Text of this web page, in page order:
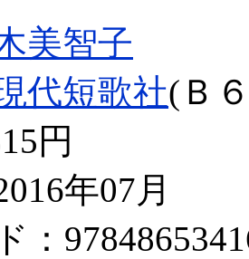
美智子
代短歌社(Ｂ
円
年07月
：